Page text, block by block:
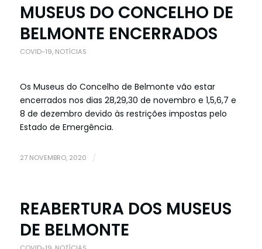
MUSEUS DO CONCELHO DE
BELMONTE ENCERRADOS
COVID-19, NOTÍCIAS
Os Museus do Concelho de Belmonte vão estar
encerrados nos dias 28,29,30 de novembro e 1,5,6,7 e
8 de dezembro devido às restrições impostas pelo
Estado de Emergência.
27 NOVEMBRO, 2020 /
REABERTURA DOS MUSEUS
DE BELMONTE